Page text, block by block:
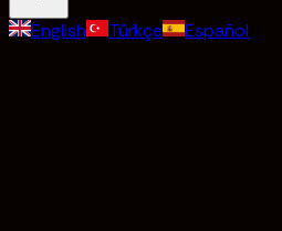
English Türkçe Español